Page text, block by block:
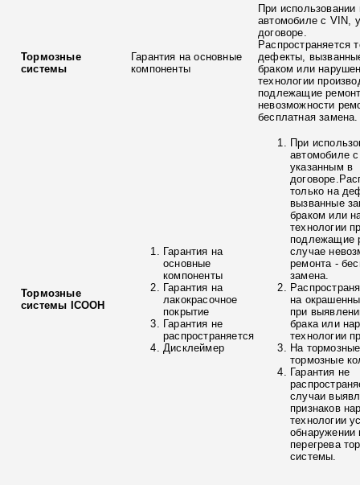
Тормозные
системы
Гарантия на основные
компоненты
При использовании
автомобиле с VIN,
договоре.
Распространяется
дефекты,
браком или
технологии
подлежащие
невозможности
бесплатная замена.
Тормозные
системы ICOOH
Гарантия на
основные
компоненты
Гарантия на
лакокрасочное
покрытие
Гарантия не
распространяется
Дисклеймер
При
автомобиле
указанным в
только на
вызванные
браком или
технологии
подлежащие
случае
ремонта -
замена.
на
при
брака или
технологии
На
тормозные
Гарантия не
случаи
признаков
технологии
обнаружении
перегрева
системы.